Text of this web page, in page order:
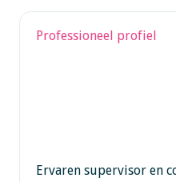
Professioneel profiel
Ervaren supervisor en